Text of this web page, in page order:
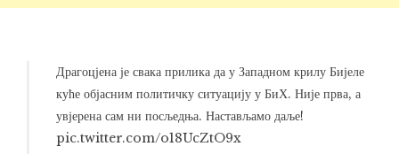
Драгоцјена је свака прилика да у Западном крилу Бијеле
куће објасним политичку ситуацију у БиХ. Није прва, а
увјерена сам ни посљедња. Настављамо даље!
pic.twitter.com/o18UcZtO9x